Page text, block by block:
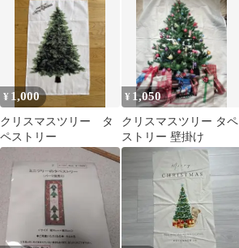
¥ 1,000
クリスマスツリー タ
ペストリー
¥ 1,050
クリスマスツリー タペ
ストリー 壁掛け